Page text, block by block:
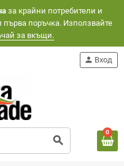
за крайни потребители и
поръчка. Използвайте
за вкъщи.
search
person Вход
0